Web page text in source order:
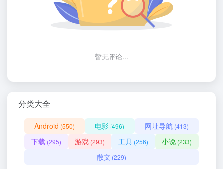
暂无评论...
分类大全
Android (550) 电影 (496) 网址导航 (413)
下载 (295) 游戏 (293) 工具(256) 小说 (233)
散文 (229)